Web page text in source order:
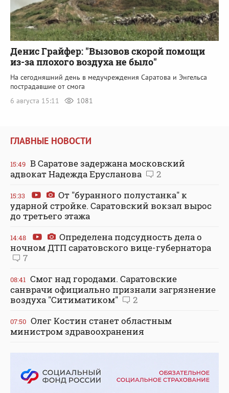
Денис Грайфер: "Вызовов скорой помощи
из-за плохого воздуха не было"
На сегодняшний день в медучреждения Саратова и Энгельса
пострадавшие от смога
6 августа 15:11
1081
ГЛАВНЫЕ НОВОСТИ
15:49 В Саратове задержана московский
адвокат Надежда Ерусланова
2
15:33
От "буранного полустанка" к
ударной стройке. Саратовский вокзал вырос
до третьего этажа
14:48
Определена подсудность дела о
ночном ДТП саратовского вице-губернатора
7
08:41 Смог над городами. Саратовские
санврачи официально признали загрязнение
воздуха "Ситиматиком"
2
07:50 Олег Костин станет областным
министром здравоохранения